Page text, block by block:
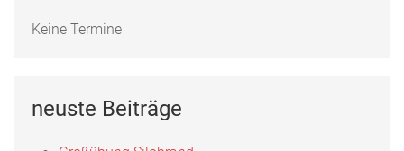
Keine Termine
neuste Beiträge